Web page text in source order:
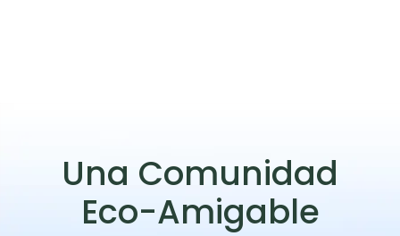
Una Comunidad
Eco-Amigable